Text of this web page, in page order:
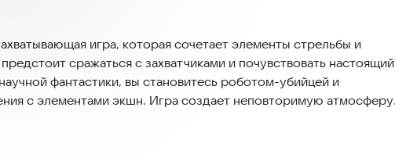
игра, которая сочетает элементы стрельбы и
сражаться с захватчиками и почувствовать настоящий
фантастики, вы становитесь роботом-убийцей и
с элементами экшн. Игра создает неповторимую атмосферу
её среди других подобных игр.
стрелками и выполнять задания, чтобы открыть новые